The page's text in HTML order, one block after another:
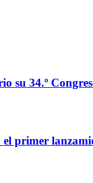
su 34.º
primer